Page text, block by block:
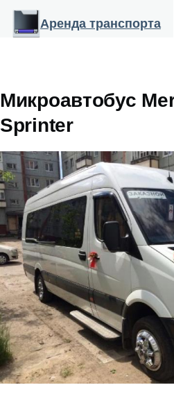
Перейти к основному
Аренда транспорта
Микроавтобус
Sprinter